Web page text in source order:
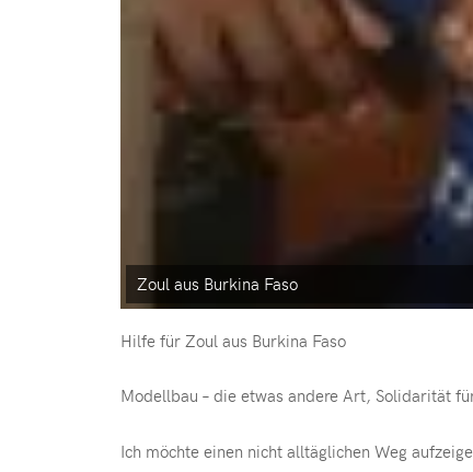
Zoul aus Burkina Faso
Hilfe für Zoul aus Burkina Faso
Modellbau – die etwas andere Art, Solidarität
Ich möchte einen nicht alltäglichen Weg